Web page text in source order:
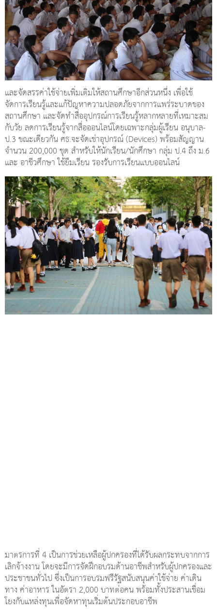
และจัดสรรค่าใช้จ่ายเพิ่มเติมให้สถานศึกษาอีกส่วนหนึ่ง เพื่อใช้
จัดการเรียนรู้และแก้ปัญหาความปลอดภัยจากการแพร่ระบาดของ
สถานศึกษา และจัดทําสื่ออุปกรณ์การเรียนรู้หลากหลายที่เหมาะสม
กับวัย ลดการเรียนรู้จากสื่อออนไลน์โดยเฉพาะกลุ่มผู้เรียน อนุบาล-
ป.3 ขณะเดียวกัน ศธ.จะจัดเช่าอุปกรณ์ (Devices) พร้อมสัญญาน
จํานวน 200,000 ชุด สําหรับให้นักเรียน/นักศึกษา กลุ่ม ป.4 ถึง ม.6
และ อาชีวศึกษา ใช้ยืมเรียน รองรับการเรียนแบบออนไลน์
มาตรการที่ 4 เป็นการช่วยเหลือผู้ปกครองที่ได้รับผลกระทบจากการ
เลิกจ้างงาน โดยจะมีการจัดฝึกอบรมด้านอาชีพสําหรับผู้ปกครองและ
ประชาชนทั่วไป ซึ่งเป็นการอบรมฟรีรัฐสนับสนุนค่าใช้จ่าย ค่าเดิน
ทาง ค่าอาหาร ในอัตรา 2,000 บาทต่อคน พร้อมทั้งประสานเชื่อม
โยงกับแหล่งทุนเพื่อจัดหาทุนเริ่มต้นประกอบอาชีพ